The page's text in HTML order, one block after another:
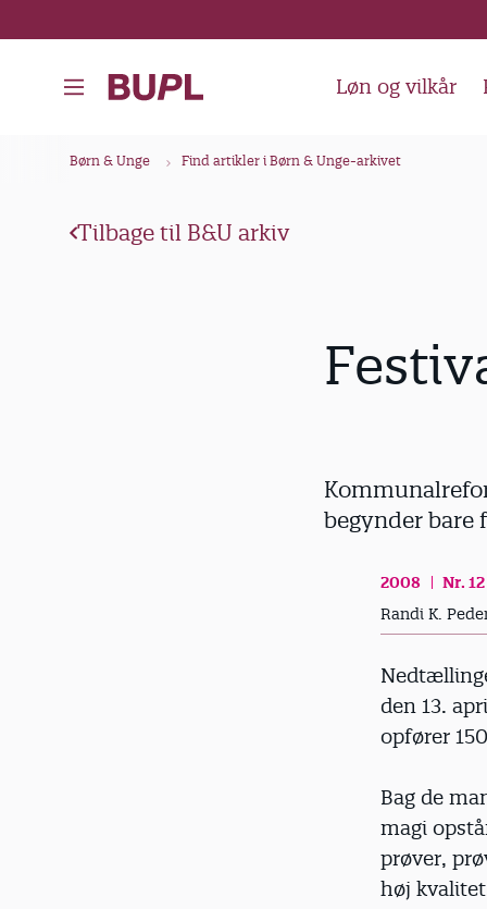
å
Løn og vilkår
Børn & Unge Find artikler i Børn & Unge-arkivet
Tilbage til B&U arkiv
begynder bare
2008
Nr. 12
Randi K.
den 13.
opfører
Bag de
magi
prøver,
høj